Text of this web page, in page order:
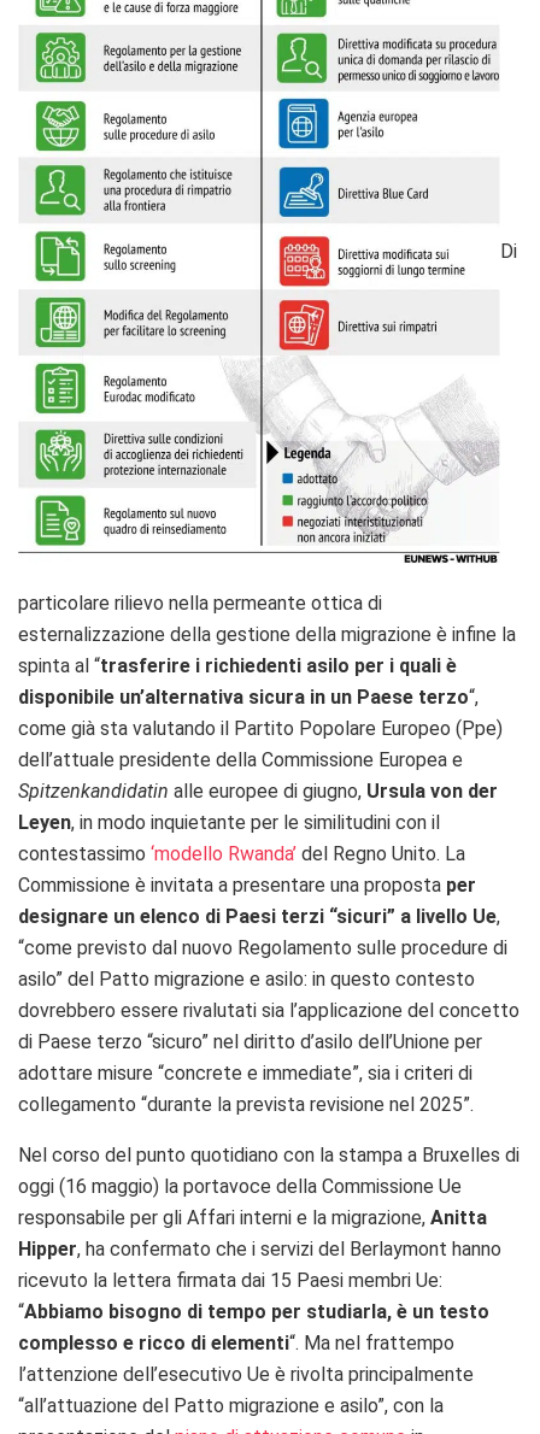
Di
particolare rilievo nella permeante ottica di
esternalizzazione della gestione della migrazione è infine la
spinta al “trasferire i richiedenti asilo per i quali è
disponibile un’alternativa sicura in un Paese terzo“,
come già sta valutando il Partito Popolare Europeo (Ppe)
dell’attuale presidente della Commissione Europea e
Spitzenkandidatin alle europee di giugno, Ursula von der
Leyen, in modo inquietante per le similitudini con il
contestassimo ‘modello Rwanda’ del Regno Unito. La
Commissione è invitata a presentare una proposta per
designare un elenco di Paesi terzi “sicuri” a livello Ue,
“come previsto dal nuovo Regolamento sulle procedure di
asilo” del Patto migrazione e asilo: in questo contesto
dovrebbero essere rivalutati sia l’applicazione del concetto
di Paese terzo “sicuro” nel diritto d’asilo dell’Unione per
adottare misure “concrete e immediate”, sia i criteri di
collegamento “durante la prevista revisione nel 2025”.
Nel corso del punto quotidiano con la stampa a Bruxelles di
oggi (16 maggio) la portavoce della Commissione Ue
responsabile per gli Affari interni e la migrazione, Anitta
Hipper, ha confermato che i servizi del Berlaymont hanno
ricevuto la lettera firmata dai 15 Paesi membri Ue:
“Abbiamo bisogno di tempo per studiarla, è un testo
complesso e ricco di elementi“. Ma nel frattempo
l’attenzione dell’esecutivo Ue è rivolta principalmente
“all’attuazione del Patto migrazione e asilo”, con la